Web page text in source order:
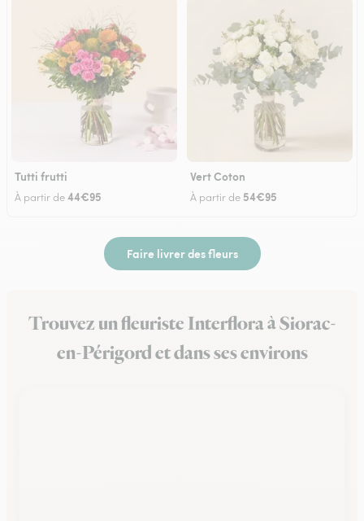
Tutti frutti
À partir de44€95
Vert Coton
À partir de 54€95
Faire livrer des fleurs
Trouvez un fleuriste Interflora à Siorac-
en-Périgord et dans ses environs